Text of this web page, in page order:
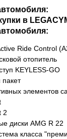
в
Ride Control
отопитель
KEYLESS-GО
элементов
2
диски AMG R 22
класса